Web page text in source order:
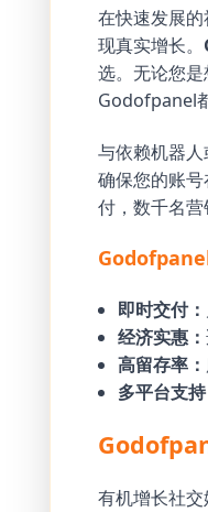
在快速发展
现真实增长。
选。无论您
Godofpanel
与依赖机器
确保您的账
付，数千名
即时交付：
经济实惠：
高留存率：
多平台支持
有机增长社